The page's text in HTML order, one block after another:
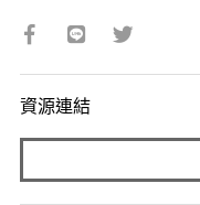
資源連結